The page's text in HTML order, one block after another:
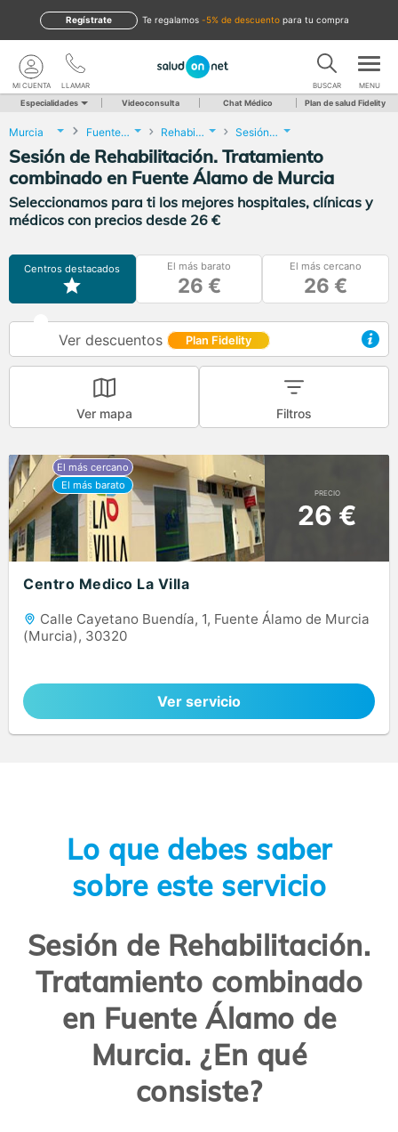
te regalamos -5% de descuento para tu compra
Regístrate
LLAMAR
MI CUENTA BUSCAR MENU
Especialidades Videoconsulta Chat Médico Plan de salud Fidelity
Murcia Fuente Álamo de Murcia Rehabilitación Sesión de Rehabilitación. Tratamiento combinado
Sesión de Rehabilitación. Tratamiento
combinado en Fuente Álamo de Murcia
Seleccionamos para ti los mejores hospitales, clínicas y
médicos con precios desde 26 €
Centros destacados El más barato
26 €
El más cercano
26 €
Ver descuentos Plan Fidelity
Ver mapa Filtros
PRECIO
26 €
Centro Medico La Villa
Calle Cayetano Buendía, 1, Fuente Álamo de Murcia
(Murcia), 30320
Ver servicio
Lo que debes saber
sobre este servicio
Sesión de Rehabilitación.
Tratamiento combinado
en Fuente Álamo de
Murcia. ¿En qué
consiste?